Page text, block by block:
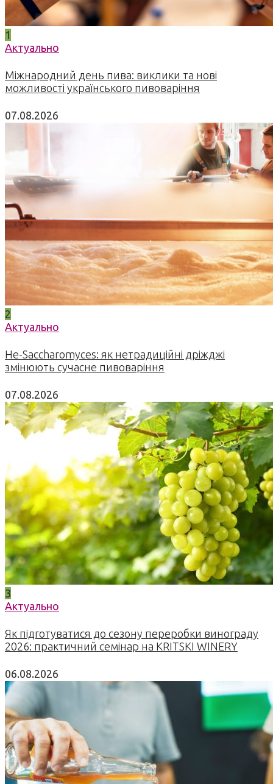
1
Актуально
Міжнародний день пива: виклики та нові
можливості українського пивоваріння
07.08.2026
2
Актуально
Не-Saccharomyces: як нетрадиційні дріжджі
змінюють сучасне пивоваріння
07.08.2026
3
Актуально
Як підготуватися до сезону переробки винограду
2026: практичний семінар на KRITSKI WINERY
06.08.2026